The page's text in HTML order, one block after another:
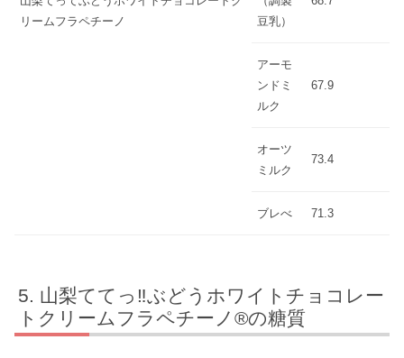
リームフラペチーノ
豆乳）
アーモ
ンドミ
ルク
67.9
オーツ
ミルク
73.4
ブレべ 71.3
山梨ててっ‼ぶどうホワイトチョコレー
トクリームフラペチーノ®の糖質